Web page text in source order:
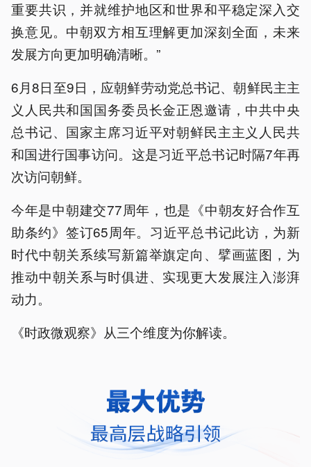
重要共识，并就维护地区和世界和平稳定深入交
换意见。中朝双方相互理解更加深刻全面，未来
发展方向更加明确清晰。”
6月8日至9日，应朝鲜劳动党总书记、朝鲜民主主
义人民共和国国务委员长金正恩邀请，中共中央
总书记、国家主席习近平对朝鲜民主主义人民共
和国进行国事访问。这是习近平总书记时隔7年再
次访问朝鲜。
今年是中朝建交77周年，也是《中朝友好合作互
助条约》签订65周年。习近平总书记此访，为新
时代中朝关系续写新篇举旗定向、擘画蓝图，为
推动中朝关系与时俱进、实现更大发展注入澎湃
动力。
《时政微观察》从三个维度为你解读。